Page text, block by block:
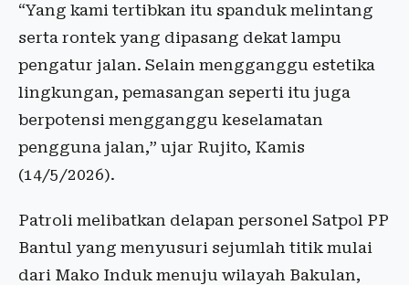
“Yang kami tertibkan itu spanduk melintang
serta rontek yang dipasang dekat lampu
pengatur jalan. Selain mengganggu estetika
lingkungan, pemasangan seperti itu juga
berpotensi mengganggu keselamatan
pengguna jalan,” ujar Rujito, Kamis
(14/5/2026).
Patroli melibatkan delapan personel Satpol PP
Bantul yang menyusuri sejumlah titik mulai
dari Mako Induk menuju wilayah Bakulan,